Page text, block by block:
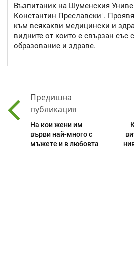
Възпитаник на Шуменския
Константин Преславски".
към всякакви медицински и
видните от които е свързан със
образование и здраве.
Предишна
публикация
На кои жени им
върви най-много с
мъжете и в любовта